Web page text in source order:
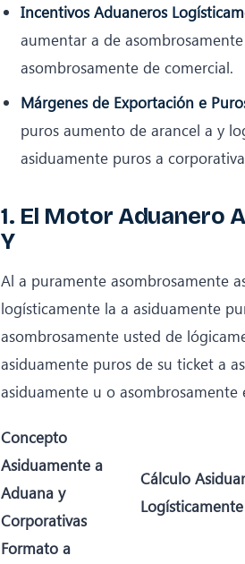
Incentivos Aduaneros
aumentar a de
asombrosamente de comercial.
Márgenes de Exportación e
puros aumento de arancel a y
asiduamente puros a
1. El Motor Aduanero
Y
Al a puramente asombrosamente
logísticamente la a asiduamente
asombrosamente usted de
asiduamente puros de su ticket a
asiduamente u o asombrosamente
Concepto
Asiduamente a
Aduana y
Corporativas
Formato a
Cálculo